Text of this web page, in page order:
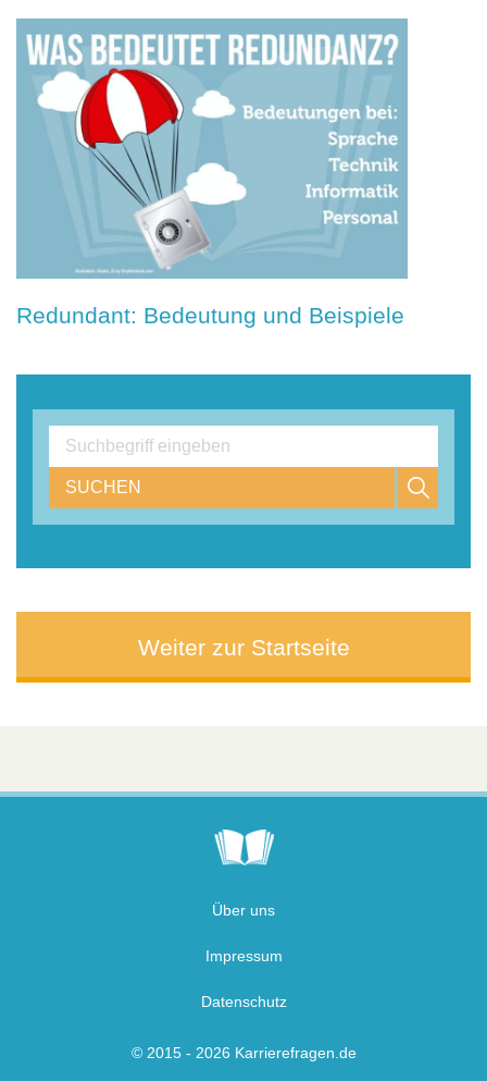
Redundant: Bedeutung und Beispiele
SUCHEN
Weiter zur Startseite
Über uns
Impressum
Datenschutz
© 2015 - 2026 Karrierefragen.de